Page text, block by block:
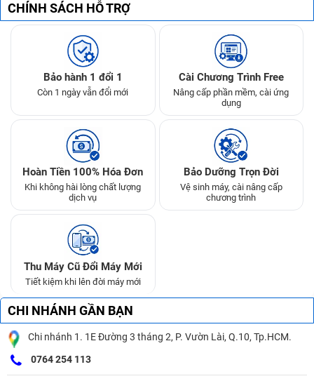
CHÍNH SÁCH HỖ TRỢ
Bảo hành 1 đổi 1
Còn 1 ngày vẫn đổi mới
Cài Chương Trình Free
Nâng cấp phần mềm, cài ứng
dụng
Hoàn Tiền 100% Hóa Đơn
Khi không hài lòng chất lượng
dịch vụ
Bảo Dưỡng Trọn Đời
Vệ sinh máy, cài nâng cấp
chương trình
Thu Máy Cũ Đổi Máy Mới
Tiết kiệm khi lên đời máy mới
CHI NHÁNH GẦN BẠN
Chi nhánh 1. 1E Đường 3 tháng 2, P. Vườn Lài, Q.10, Tp.HCM.
0764 254 113